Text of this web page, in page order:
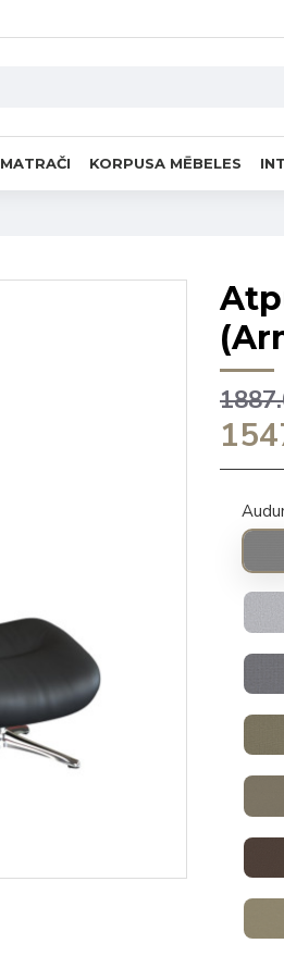
MATRAČI KORPUSA MĒBELES